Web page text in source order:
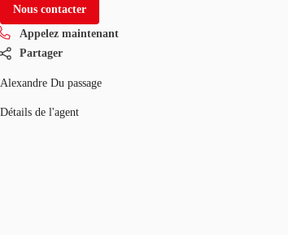
Nous contacter
Appelez maintenant
Partager
Alexandre Du passage
Détails de l'agent